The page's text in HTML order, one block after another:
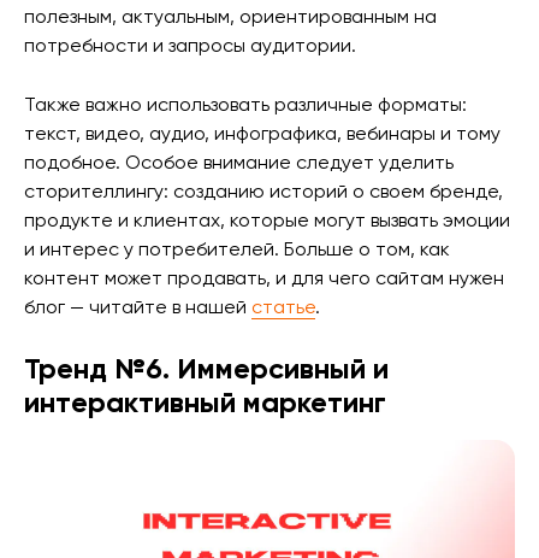
полезным, актуальным, ориентированным на
потребности и запросы аудитории.
Также важно использовать различные форматы:
текст, видео, аудио, инфографика, вебинары и тому
подобное. Особое внимание следует уделить
сторителлингу: созданию историй о своем бренде,
продукте и клиентах, которые могут вызвать эмоции
и интерес у потребителей. Больше о том, как
контент может продавать, и для чего сайтам нужен
блог — читайте в нашей статье.
Тренд №6. Иммерсивный и
интерактивный маркетинг